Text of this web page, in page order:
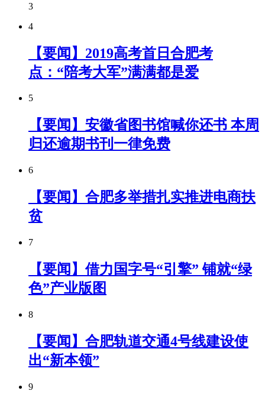
3
4
【要闻】2019高考首日合肥考
点：“陪考大军”满满都是爱
5
【要闻】安徽省图书馆喊你还书 本周
归还逾期书刊一律免费
6
【要闻】合肥多举措扎实推进电商扶
贫
7
【要闻】借力国字号“引擎” 铺就“绿
色”产业版图
8
【要闻】合肥轨道交通4号线建设使
出“新本领”
9